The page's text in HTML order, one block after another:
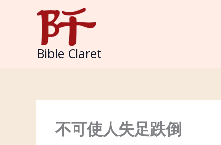
Bible Claret
不可使人失足跌倒